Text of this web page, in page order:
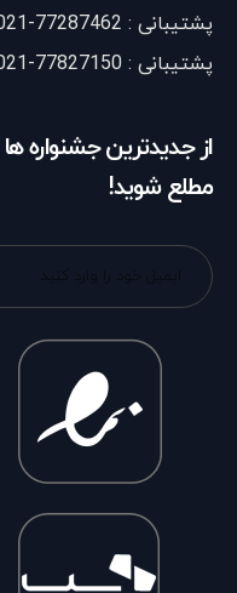
پشتیبانی : 77287462-021
پشتیبانی : 77827150-021
از جدیدترین جشنواره
مطلع شوید!